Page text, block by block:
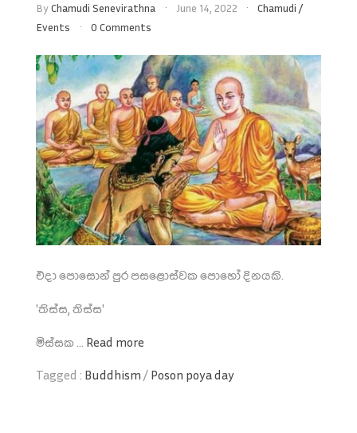
ByChamudi Senevirathna June 14, 2022 Chamudi /
Events
0 Comments
එදා පොසොන් පුර පසළොස්වක පොහෝ දිනයකි.
'තිස්ස, තිස්ස'
මිස්සක ... Read more
Tagged : Buddhism / Poson poya day